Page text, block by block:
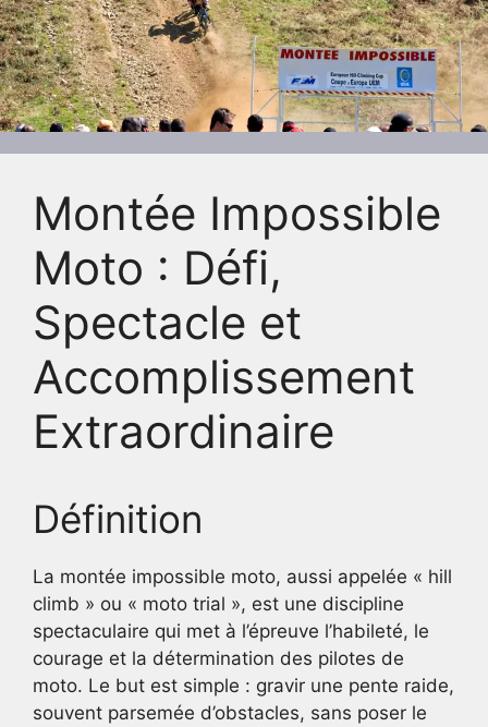
Montée Impossible
Moto : Défi,
Spectacle et
Accomplissement
Extraordinaire
Définition
La montée impossible moto, aussi appelée « hill
climb » ou « moto trial », est une discipline
spectaculaire qui met à l’épreuve l’habileté, le
courage et la détermination des pilotes de
moto. Le but est simple : gravir une pente raide,
souvent parsemée d’obstacles, sans poser le